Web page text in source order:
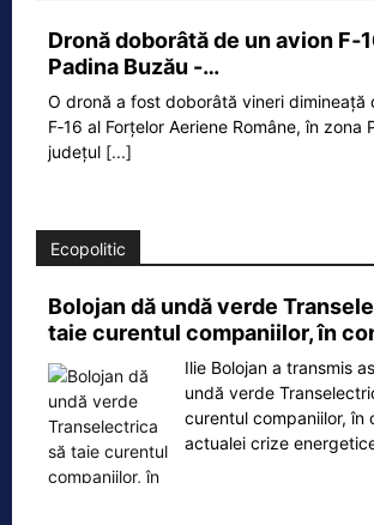
Dronă doborâtă de un avion
Padina Buzău -…
O dronă a fost doborâtă vineri dimineață
F‑16 al Forțelor Aeriene Române, în zona
județul [...]
Ecopolitic
Bolojan dă undă verde
taie curentul companiilor, în
Ilie Bolojan a transmis
undă verde
curentul companiilor, în
actualei crize